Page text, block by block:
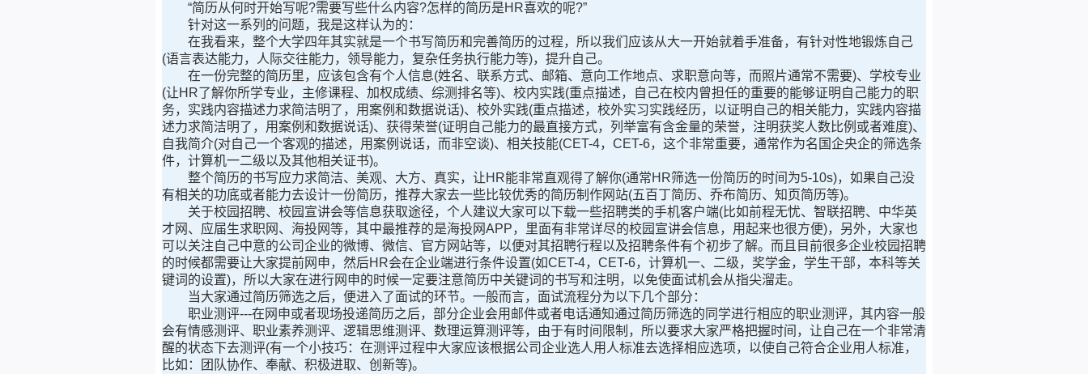
“简历从何时开始写呢?需要写些什么内容?怎样的简历是HR喜欢的呢?”
针对这一系列的问题，我是这样认为的：
在我看来，整个大学四年其实就是一个书写简历和完善简历的过程，所以我们应该从大一开始就着手准备，有针对性地锻炼自己
(语言表达能力，人际交往能力，领导能力，复杂任务执行能力等)，提升自己。
在一份完整的简历里，应该包含有个人信息(姓名、联系方式、邮箱、意向工作地点、求职意向等，而照片通常不需要)、学校专业
(让HR了解你所学专业，主修课程、加权成绩、综测排名等)、校内实践(重点描述，自己在校内曾担任的重要的能够证明自己能力的职
务，实践内容描述力求简洁明了，用案例和数据说话)、校外实践(重点描述，校外实习实践经历，以证明自己的相关能力，实践内容描
述力求简洁明了，用案例和数据说话)、获得荣誉(证明自己能力的最直接方式，列举富有含金量的荣誉，注明获奖人数比例或者难度)、
自我简介(对自己一个客观的描述，用案例说话，而非空谈)、相关技能(CET-4，CET-6，这个非常重要，通常作为名国企央企的筛选条
件，计算机一二级以及其他相关证书)。
整个简历的书写应力求简洁、美观、大方、真实，让HR能非常直观得了解你(通常HR筛选一份简历的时间为5-10s)，如果自己没
有相关的功底或者能力去设计一份简历，推荐大家去一些比较优秀的简历制作网站(五百丁简历、乔布简历、知页简历等)。
关于校园招聘、校园宣讲会等信息获取途径，个人建议大家可以下载一些招聘类的手机客户端(比如前程无忧、智联招聘、中华英
才网、应届生求职网、海投网等，其中最推荐的是海投网APP，里面有非常详尽的校园宣讲会信息，用起来也很方便)，另外，大家也
可以关注自己中意的公司企业的微博、微信、官方网站等，以便对其招聘行程以及招聘条件有个初步了解。而且目前很多企业校园招聘
的时候都需要让大家提前网申，然后HR会在企业端进行条件设置(如CET-4，CET-6，计算机一、二级，奖学金，学生干部，本科等关
键词的设置)，所以大家在进行网申的时候一定要注意简历中关键词的书写和注明，以免使面试机会从指尖溜走。
当大家通过简历筛选之后，便进入了面试的环节。一般而言，面试流程分为以下几个部分：
职业测评---在网申或者现场投递简历之后，部分企业会用邮件或者电话通知通过简历筛选的同学进行相应的职业测评，其内容一般
会有情感测评、职业素养测评、逻辑思维测评、数理运算测评等，由于有时间限制，所以要求大家严格把握时间，让自己在一个非常清
醒的状态下去测评(有一个小技巧：在测评过程中大家应该根据公司企业选人用人标准去选择相应选项，以使自己符合企业用人标准，
比如：团队协作、奉献、积极进取、创新等)。